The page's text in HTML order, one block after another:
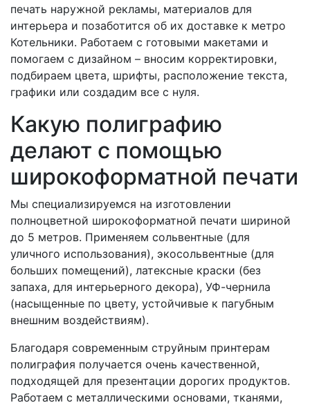
печать наружной рекламы, материалов для
интерьера и позаботится об их доставке к метро
Котельники. Работаем с готовыми макетами и
помогаем с дизайном – вносим корректировки,
подбираем цвета, шрифты, расположение текста,
графики или создадим все с нуля.
Какую полиграфию
делают с помощью
широкоформатной печати
Мы специализируемся на изготовлении
полноцветной широкоформатной печати шириной
до 5 метров. Применяем сольвентные (для
уличного использования), экосольвентные (для
больших помещений), латексные краски (без
запаха, для интерьерного декора), УФ-чернила
(насыщенные по цвету, устойчивые к пагубным
внешним воздействиям).
Благодаря современным струйным принтерам
полиграфия получается очень качественной,
подходящей для презентации дорогих продуктов.
Работаем с металлическими основами, тканями,